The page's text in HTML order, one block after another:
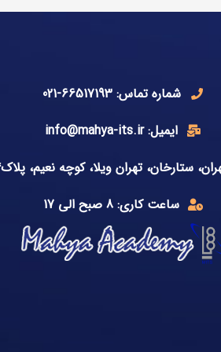
شماره تماس: 66517193-021
ایمیل: info@mahya-its.ir
ستارخان، تهران ویلا، کوچه نعیم، پلاک4
ساعت کاری: 8 صبح الی 17